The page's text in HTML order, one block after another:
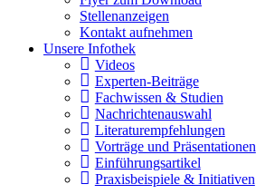
Stellenanzeigen
Kontakt aufnehmen
Unsere Infothek
Videos
Experten-Beiträge
Fachwissen & Studien
Nachrichtenauswahl
Literaturempfehlungen
Vorträge und Präsentationen
Einführungsartikel
Praxisbeispiele & Initiativen